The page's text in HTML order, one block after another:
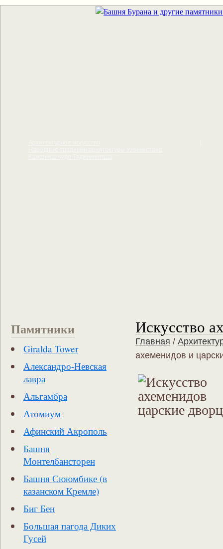
Памятники
Giralda Tower
Александро-Невская
лавра
Альгамбра
Атомиум
Афинский Акрополь
Башня
Монтелбансторен
Башня Сююмбике (в
казанском Кремле)
Биг Бен
Большая пагода Диких
Гусей
Искусство
Главная /
ахеменидов и